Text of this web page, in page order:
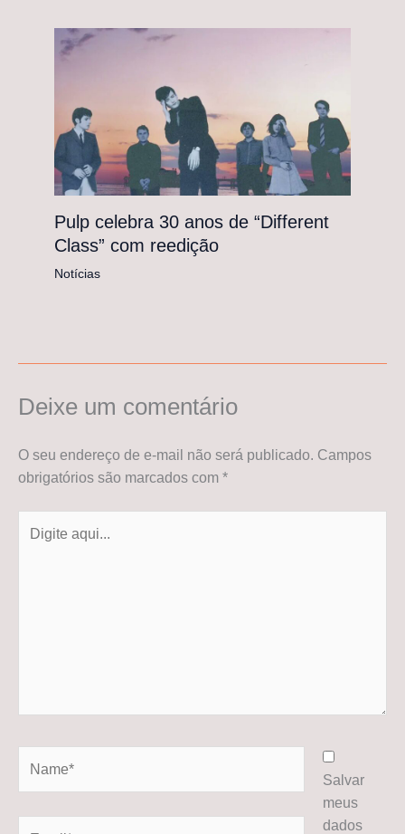
Pulp celebra 30 anos de “Different
Class” com reedição
Notícias
Deixe um comentário
O seu endereço de e-mail não será publicado. Campos
obrigatórios são marcados com *
aqui...
Salvar
meus
dados